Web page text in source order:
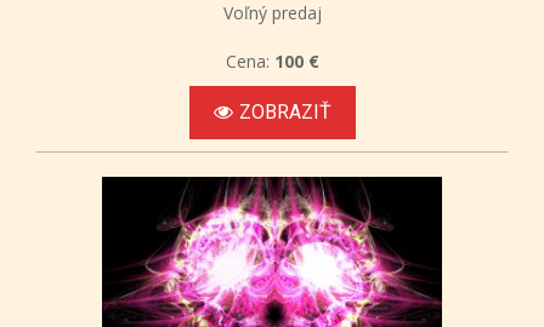
Voľný predaj
Cena: 100 €
ZOBRAZIŤ